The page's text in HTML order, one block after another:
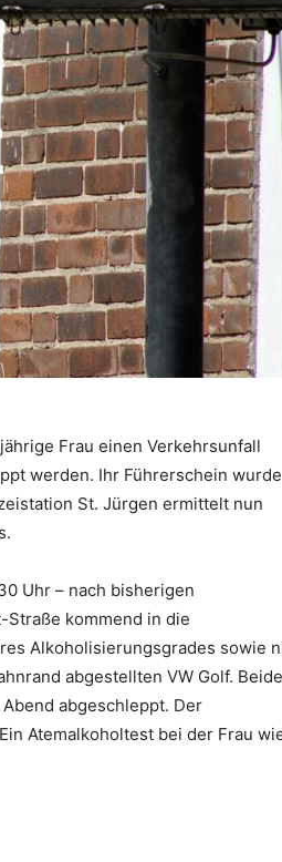
Frau einen Verkehrsunfall
werden. Ihr Führerschein wurde
St. Jürgen ermittelt nun
Uhr – nach bisherigen
kommend in die
Alkoholisierungsgrades sowie
abgestellten VW Golf. Beide
abgeschleppt. Der
Atemalkoholtest bei der Frau